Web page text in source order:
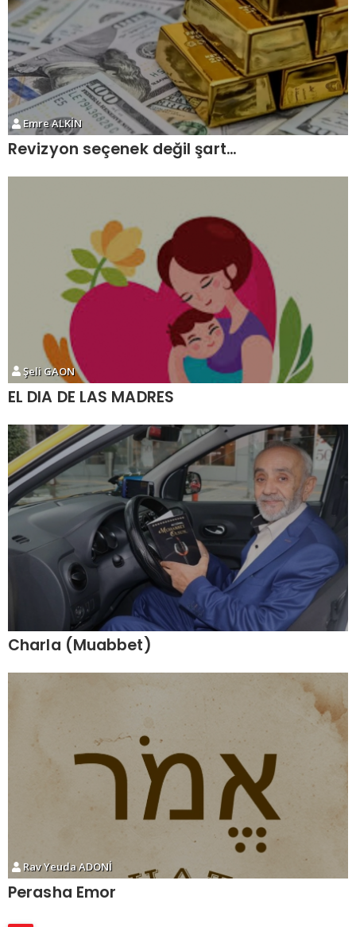
Emre ALKİN
Revizyon seçenek değil şart…
Şeli GAON
EL DIA DE LAS MADRES
Charla (Muabbet)
Rav Yeuda ADONİ
Perasha Emor